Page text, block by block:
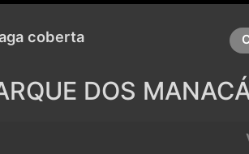
coberta
DOS